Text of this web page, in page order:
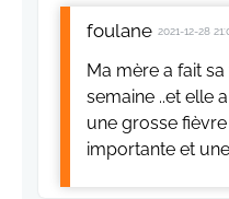
foulane 2021-12-28
Ma mère a fait
semaine ..et elle
une grosse
importante et